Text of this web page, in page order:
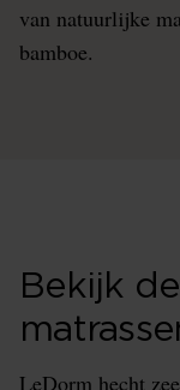
van natuurlijke
bamboe.
Bekijk
LeDorm hecht